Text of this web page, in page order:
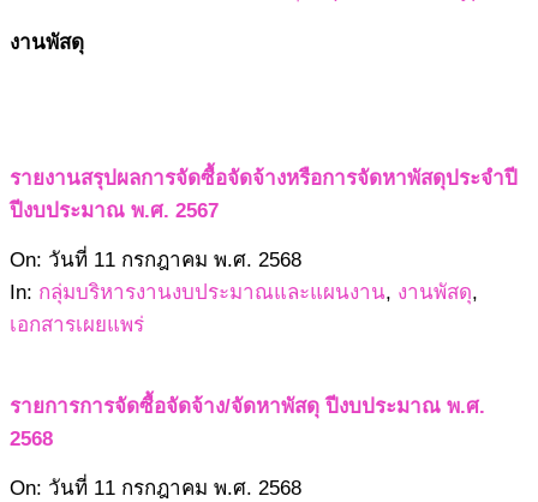
งานพัสดุ
รายงานสรุปผลการจัดซื้อจัดจ้างหรือการจัดหาพัสดุประจำปี
ปีงบประมาณ พ.ศ. 2567
2568-
07-
11
On: วันที่ 11 กรกฎาคม พ.ศ. 2568
In: กลุ่มบริหารงานงบประมาณและแผนงาน, งานพัสดุ,
เอกสารเผยแพร่
รายการการจัดซื้อจัดจ้าง/จัดหาพัสดุ ปีงบประมาณ พ.ศ.
2568
2568-
On: วันที่ 11 กรกฎาคม พ.ศ. 2568